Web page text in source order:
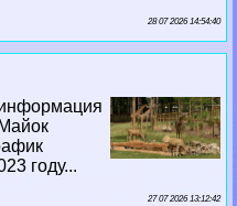
28 07 2026 14:54:40
году...
27 07 2026 13:12:42